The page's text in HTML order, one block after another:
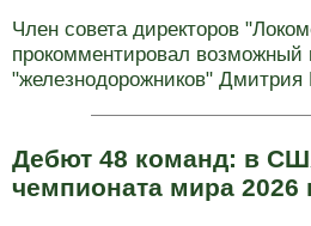
Член совета директоров
прокомментировал
"железнодорожников"
Дебют 48 команд: в
чемпионата мира 2026